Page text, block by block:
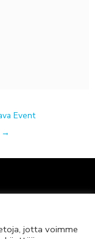
Event
→
jotta voimme